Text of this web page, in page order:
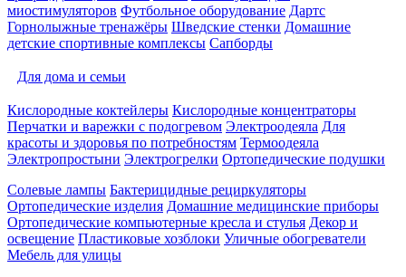
миостимуляторов Футбольное оборудование Дартс
Горнолыжные тренажёры Шведские стенки Домашние
детские спортивные комплексы Сапборды
Для дома и семьи
Кислородные коктейлеры Кислородные концентраторы
Перчатки и варежки с подогревом Электроодеяла Для
красоты и здоровья по потребностям Термоодеяла
Электропростыни Электрогрелки Ортопедические подушки
Солевые лампы Бактерицидные рециркуляторы
Ортопедические изделия Домашние медицинские приборы
Ортопедические компьютерные кресла и стулья Декор и
освещение Пластиковые хозблоки Уличные обогреватели
Мебель для улицы